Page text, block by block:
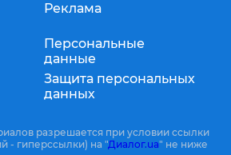
Реклама
Персональные
данные
Защита персональных
данных
разрешается при условии ссылки
- гиперссылки) на "Диалог.ua" не ниже